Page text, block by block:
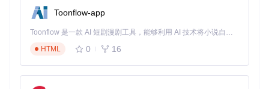
果，实现了"一份内容，两种呈现"的灵活控制。
面对长表格打印时的分页难题，Luckysheet实现了智能分页算
法。系统能够根据纸张尺寸和内容高度自动计算分页位置，避
免表格行被生硬截断。同时提供强制分页API，允许开发者在
特定位置插入分页符，确保数据的逻辑完整性。
Toonflow-app
Toonflow 是一款 AI 短剧漫剧工具，能够利用 AI 技术将小说自动转化为剧本，并结合 AI 生成的图片和视频，实现高效的短剧创作。借助 Toonflow，可以轻松完成从文字到影像的全流程，让短剧制作变得更加智能与便捷。
HTML
0 16